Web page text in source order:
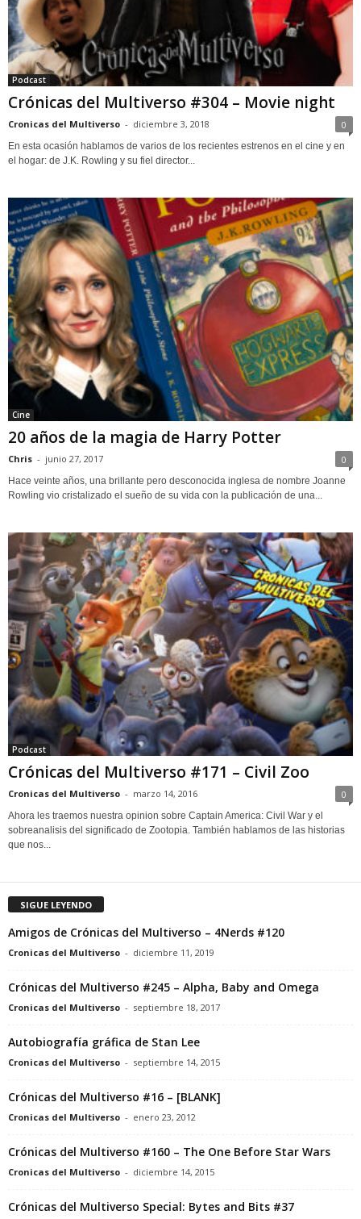
Podcast
Crónicas del Multiverso #304 – Movie night
Cronicas del Multiverso - diciembre 3, 2018 0
En esta ocasión hablamos de varios de los recientes estrenos en el cine y en
el hogar: de J.K. Rowling y su fiel director...
Cine
20 años de la magia de Harry Potter
Chris - junio 27, 2017 0
Hace veinte años, una brillante pero desconocida inglesa de nombre Joanne
Rowling vio cristalizado el sueño de su vida con la publicación de una...
Podcast
Crónicas del Multiverso #171 – Civil Zoo
Cronicas del Multiverso - marzo 14, 2016 0
Ahora les traemos nuestra opinion sobre Captain America: Civil War y el
sobreanalisis del significado de Zootopia. También hablamos de las historias
que nos...
SIGUE LEYENDO
Amigos de Crónicas del Multiverso – 4Nerds #120
Cronicas del Multiverso - diciembre 11, 2019
Crónicas del Multiverso #245 – Alpha, Baby and Omega
Cronicas del Multiverso - septiembre 18, 2017
Autobiografía gráfica de Stan Lee
Cronicas del Multiverso - septiembre 14, 2015
Crónicas del Multiverso #16 – [BLANK]
Cronicas del Multiverso - enero 23, 2012
Crónicas del Multiverso #160 – The One Before Star Wars
Cronicas del Multiverso - diciembre 14, 2015
Crónicas del Multiverso Special: Bytes and Bits #37